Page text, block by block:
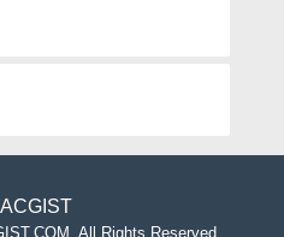
ACGIST
All Rights Reserved.